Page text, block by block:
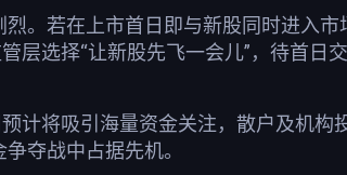
。若在上市首日即与新股同时进入市
层选择“让新股先飞一会儿”，待首日
计将吸引海量资金关注，散户及机构
夺战中占据先机。